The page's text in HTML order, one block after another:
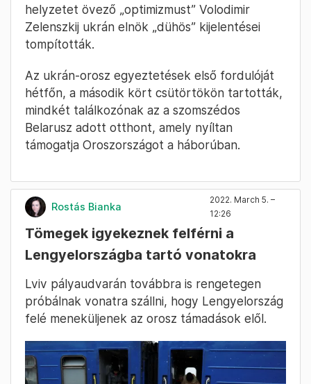
helyzetet övező „optimizmust” Volodimir
Zelenszkij ukrán elnök „dühös” kijelentései
tompították.
Az ukrán-orosz egyeztetések első fordulóját
hétfőn, a második kört csütörtökön tartották,
mindkét találkozónak az a szomszédos
Belarusz adott otthont, amely nyíltan
támogatja Oroszországot a háborúban.
Rostás Bianka
2022. March 5. –
12:26
Tömegek igyekeznek felférni a
Lengyelországba tartó vonatokra
Lviv pályaudvarán továbbra is rengetegen
próbálnak vonatra szállni, hogy Lengyelország
felé meneküljenek az orosz támadások elől.